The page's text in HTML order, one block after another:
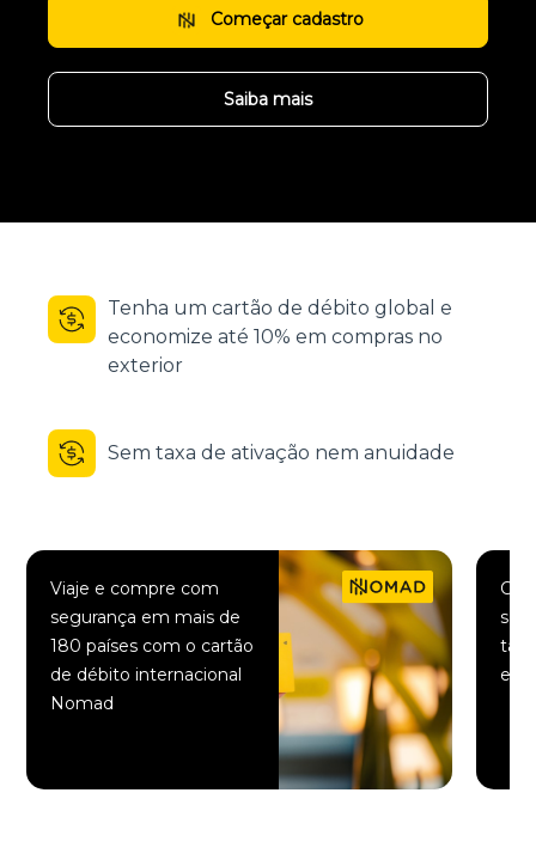
Começar cadastro
Saiba mais
Tenha um cartão de débito global e
economize até 10% em compras no
exterior
Sem taxa de ativação nem anuidade
Viaje e compre com
segurança em mais de
180 países com o cartão
de débito internacional
Nomad